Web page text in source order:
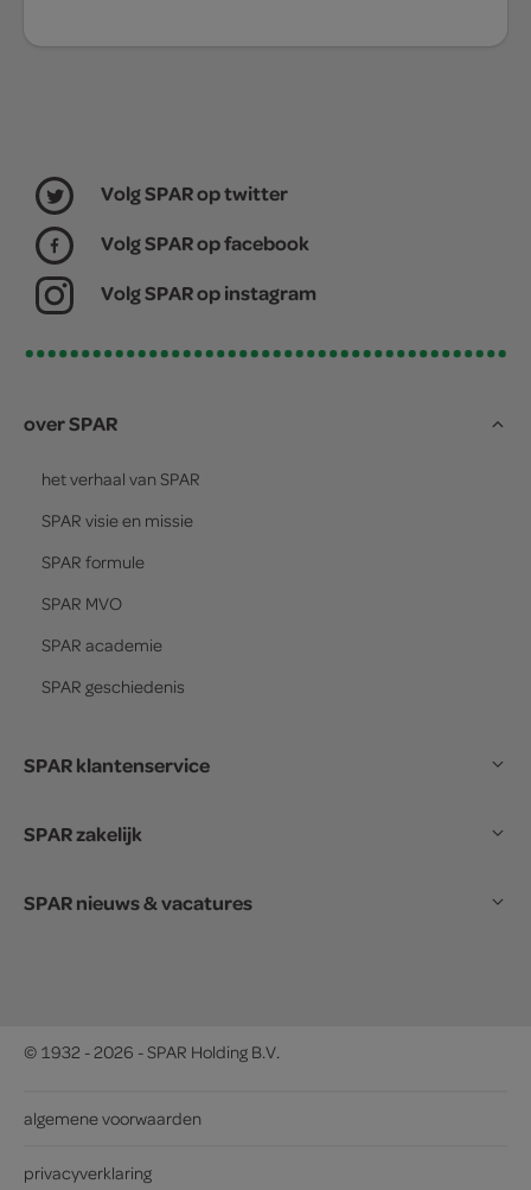
Volg SPAR op twitter
Volg SPAR op facebook
Volg SPAR op instagram
over SPAR
het verhaal van SPAR
SPAR visie en missie
SPAR formule
SPAR MVO
SPAR academie
SPAR geschiedenis
SPAR klantenservice
SPAR zakelijk
SPAR nieuws & vacatures
© 1932 - 2026 - SPAR Holding B.V.
algemene voorwaarden
privacyverklaring